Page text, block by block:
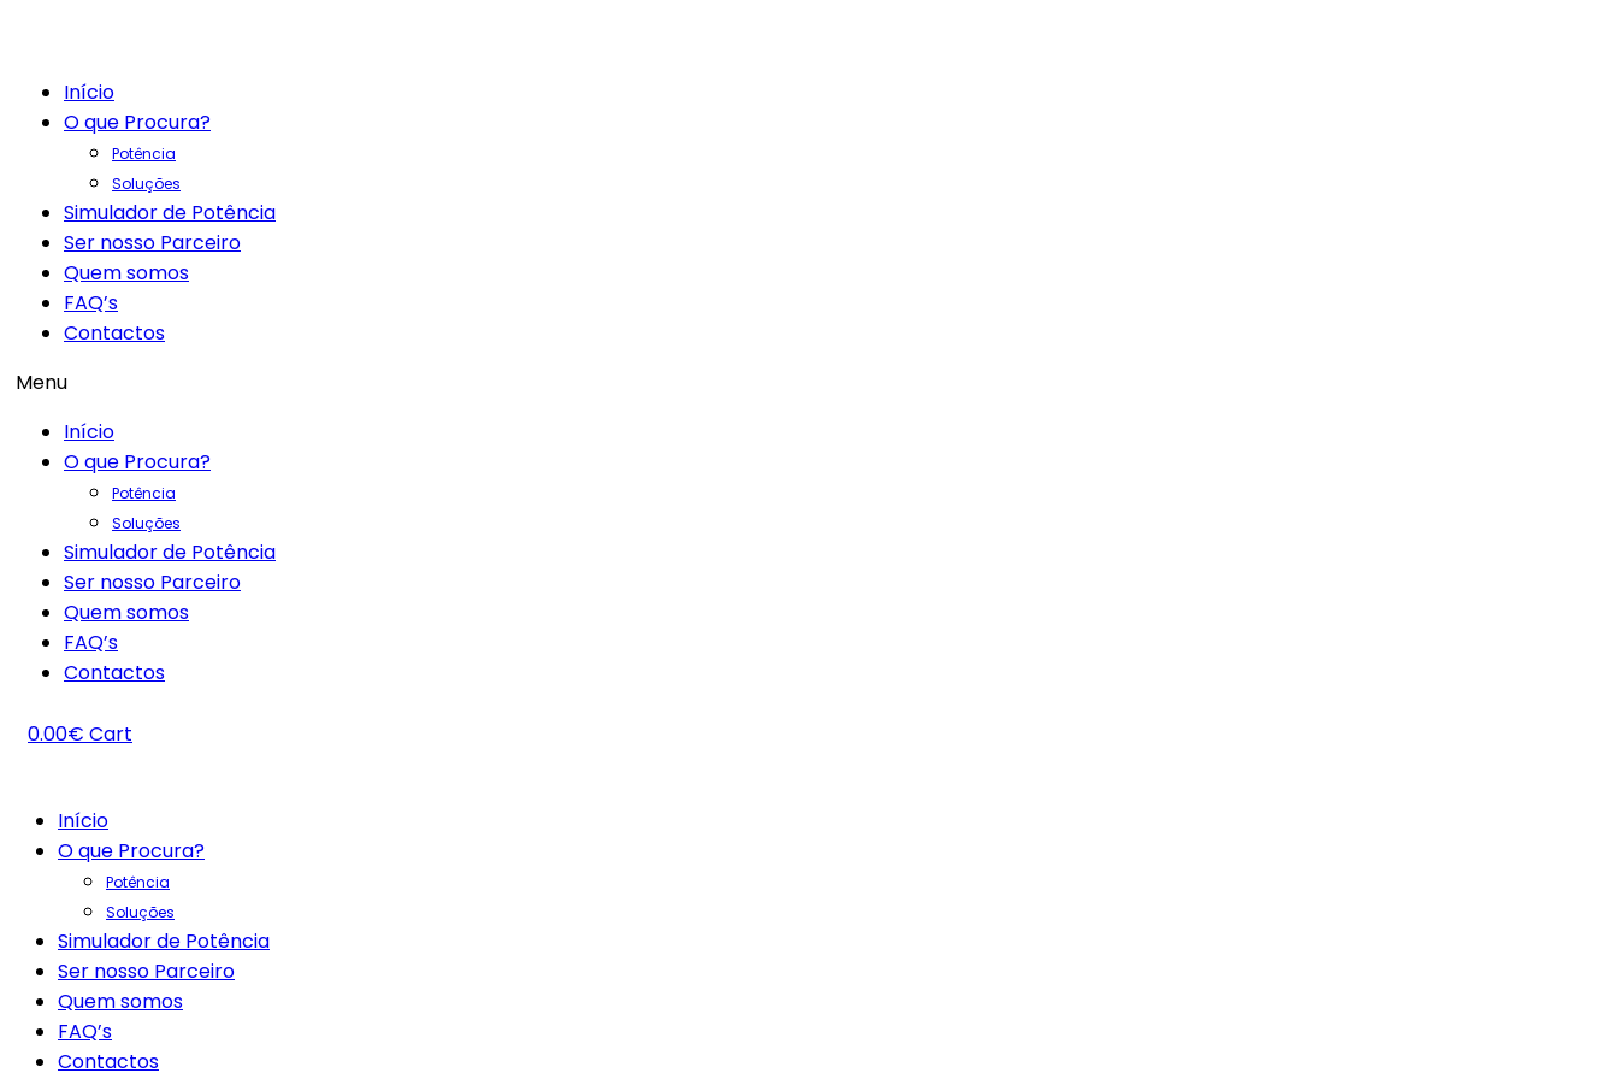
Início
O que Procura?
Potência
Soluções
Simulador de Potência
Ser nosso Parceiro
Quem somos
FAQ’s
Contactos
Menu
Início
O que Procura?
Potência
Soluções
Simulador de Potência
Ser nosso Parceiro
Quem somos
FAQ’s
Contactos
0.00€ Cart
Início
O que Procura?
Potência
Soluções
Simulador de Potência
Ser nosso Parceiro
Quem somos
FAQ’s
Contactos